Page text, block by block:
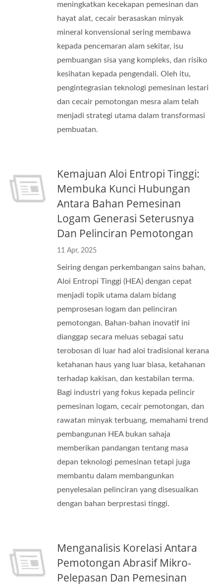
meningkatkan kecekapan pemesinan dan
hayat alat, cecair berasaskan minyak
mineral konvensional sering membawa
kepada pencemaran alam sekitar, isu
pembuangan sisa yang kompleks, dan risiko
kesihatan kepada pengendali. Oleh itu,
pengintegrasian teknologi pemesinan lestari
dan cecair pemotongan mesra alam telah
menjadi strategi utama dalam transformasi
pembuatan.
Kemajuan Aloi Entropi Tinggi:
Membuka Kunci Hubungan
Antara Bahan Pemesinan
Logam Generasi Seterusnya
Dan Pelinciran Pemotongan
11 Apr, 2025
Seiring dengan perkembangan sains bahan,
Aloi Entropi Tinggi (HEA) dengan cepat
menjadi topik utama dalam bidang
pemprosesan logam dan pelinciran
pemotongan. Bahan-bahan inovatif ini
dianggap secara meluas sebagai satu
terobosan di luar had aloi tradisional kerana
ketahanan haus yang luar biasa, ketahanan
terhadap kakisan, dan kestabilan terma.
Bagi industri yang fokus kepada pelincir
pemesinan logam, cecair pemotongan, dan
rawatan minyak terbuang, memahami trend
pembangunan HEA bukan sahaja
memberikan pandangan tentang masa
depan teknologi pemesinan tetapi juga
membantu dalam membangunkan
penyelesaian pelinciran yang disesuaikan
dengan bahan berprestasi tinggi.
Menganalisis Korelasi Antara
Pemotongan Abrasif Mikro-
Pelepasan Dan Pemesinan